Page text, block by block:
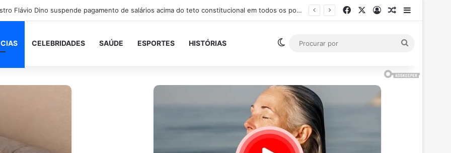
Ministro Flávio Dino suspende pagamento de salários acima do teto constitucional em todos os poderes FacebookEntrarArtigoBarra
CELEBRIDADES SAÚDE ESPORTES HISTÓRIAS Switch skin